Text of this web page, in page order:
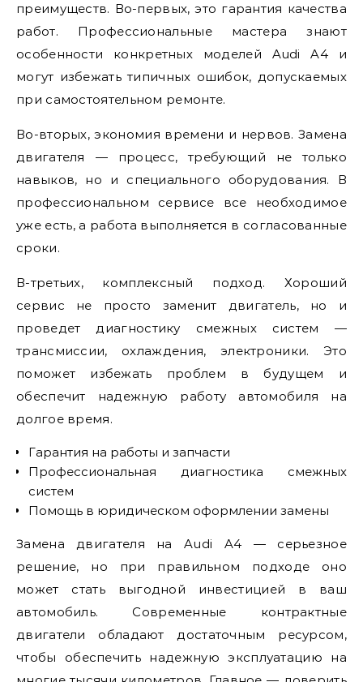
преимуществ. Во-первых, это гарантия качества
работ. Профессиональные мастера знают
особенности конкретных моделей Audi A4 и
могут избежать типичных ошибок, допускаемых
при самостоятельном ремонте.
Во-вторых, экономия времени и нервов. Замена
двигателя — процесс, требующий не только
навыков, но и специального оборудования. В
профессиональном сервисе все необходимое
уже есть, а работа выполняется в согласованные
сроки.
В-третьих, комплексный подход. Хороший
сервис не просто заменит двигатель, но и
проведет диагностику смежных систем —
трансмиссии, охлаждения, электроники. Это
поможет избежать проблем в будущем и
обеспечит надежную работу автомобиля на
долгое время.
Гарантия на работы и запчасти
Профессиональная диагностика смежных
систем
Помощь в юридическом оформлении замены
Замена двигателя на Audi A4 — серьезное
решение, но при правильном подходе оно
может стать выгодной инвестицией в ваш
автомобиль. Современные контрактные
двигатели обладают достаточным ресурсом,
чтобы обеспечить надежную эксплуатацию на